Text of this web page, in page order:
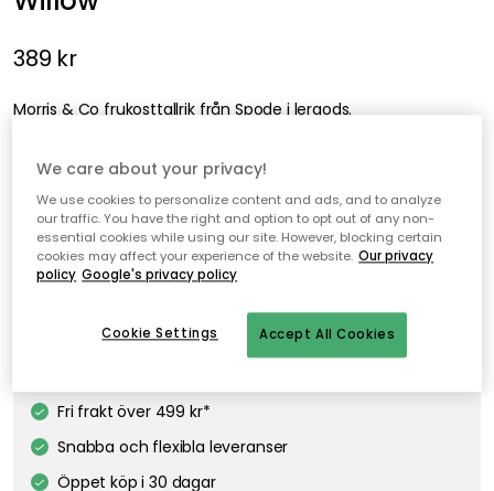
389 kr
Morris & Co frukosttallrik från Spode i lergods.
Morris & Co Frukosttallrik 19 cm, Willow
Lägg i varukorgen
I webblager
Fri frakt över 499 kr*
Snabba och flexibla leveranser
Öppet köp i 30 dagar
We care about your privacy!
We use cookies to personalize content and ads, and to analyze
our traffic. You have the right and option to opt out of any non-
essential cookies while using our site. However, blocking certain
cookies may affect your experience of the website. Our privacy
policy Google's privacy policy
Accept All Cookies
Cookie Settings